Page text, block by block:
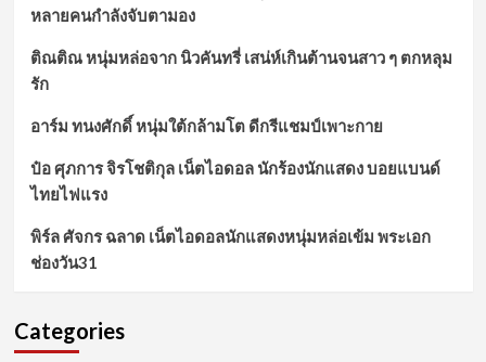
หลายคนกำลังจับตามอง
ติณติณ หนุ่มหล่อจาก นิวคันทรี่ เสน่ห์เกินต้านจนสาว ๆ ตกหลุม
รัก
อาร์ม ทนงศักดิ์ หนุ่มใต้กล้ามโต ดีกรีแชมป์เพาะกาย
ป๋อ ศุภการ จิรโชติกุล เน็ตไอดอล นักร้องนักแสดง บอยแบนด์
ไทยไฟแรง
พิร์ล ศัจกร ฉลาด เน็ตไอดอลนักแสดงหนุ่มหล่อเข้ม พระเอก
ช่องวัน31
Categories